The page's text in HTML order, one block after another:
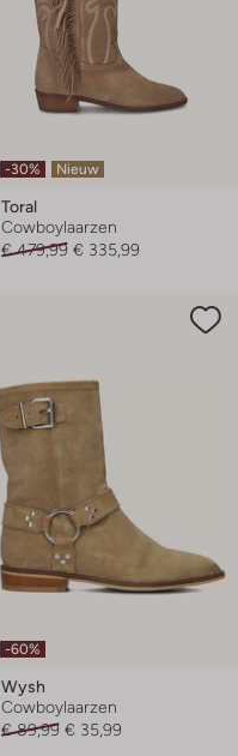
-30% Nieuw
Toral
Cowboylaarzen
€ 479,99 € 335,99
-60%
Wysh
Cowboylaarzen
€ 89,99 € 35,99